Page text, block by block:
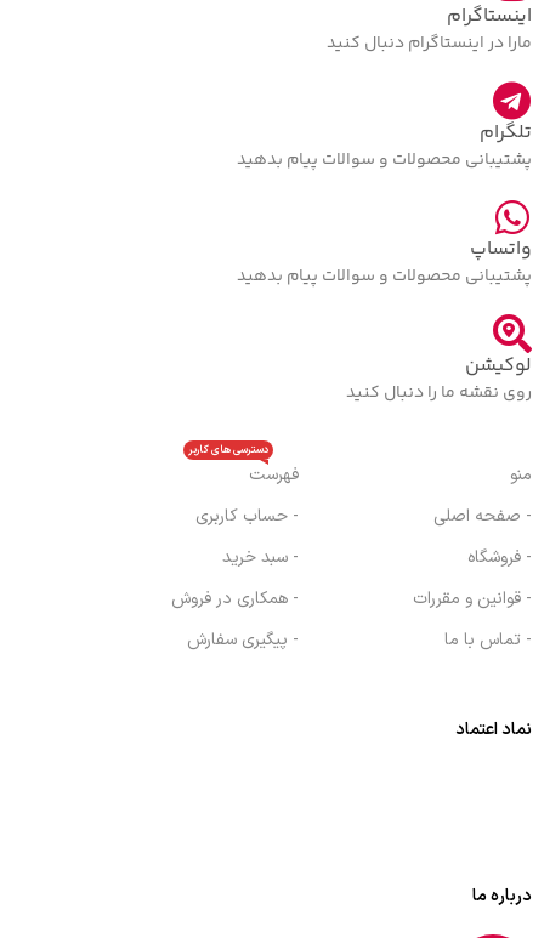
اینستاگرام
مارا در اینستاگرام دنبال کنید
تلگرام
پشتیبانی محصولات و سوالات پیام بدهید
واتساپ
پشتیبانی محصولات و سوالات پیام بدهید
لوکیشن
روی نقشه ما را دنبال کنید
منو
- صفحه اصلی
- فروشگاه
- قوانین و مقررات
- تماس با ما
فهرست
دسترسی های کاربر
- حساب کاربری
- سبد خرید
- همکاری در فروش
- پیگیری سفارش
نماد اعتماد
درباره ما